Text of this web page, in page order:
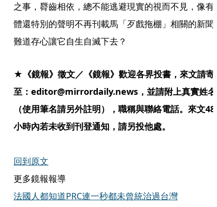
之事，脣齒相依，總不能逃避現實的視而不見，像有
體還特別的聲明不再刊載馬「歹戲拖棚」相關的新聞
難道存心讓它自生自滅下去？
★《鏡報》徵文／《鏡報》歡迎各界投書，來文請寄
至：editor@mirrordaily.news，並請附上真實姓名
（使用筆名請另外註明），職稱與聯絡電話。來文48
小時內若未收到刊登通知，請另投他處。
回到原文
更多鏡報報導
法國人都知道PRC連一秒都未曾統治過台灣